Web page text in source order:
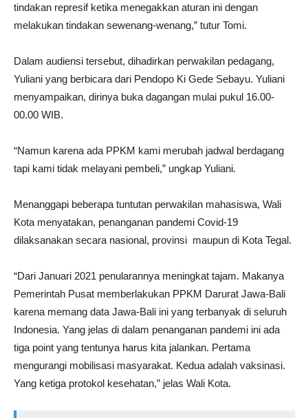
tindakan represif ketika menegakkan aturan ini dengan
melakukan tindakan sewenang-wenang,” tutur Tomi.
Dalam audiensi tersebut, dihadirkan perwakilan pedagang,
Yuliani yang berbicara dari Pendopo Ki Gede Sebayu. Yuliani
menyampaikan, dirinya buka dagangan mulai pukul 16.00-
00.00 WIB.
“Namun karena ada PPKM kami merubah jadwal berdagang
tapi kami tidak melayani pembeli,” ungkap Yuliani.
Menanggapi beberapa tuntutan perwakilan mahasiswa, Wali
Kota menyatakan, penanganan pandemi Covid-19
dilaksanakan secara nasional, provinsi maupun di Kota Tegal.
“Dari Januari 2021 penularannya meningkat tajam. Makanya
Pemerintah Pusat memberlakukan PPKM Darurat Jawa-Bali
karena memang data Jawa-Bali ini yang terbanyak di seluruh
Indonesia. Yang jelas di dalam penanganan pandemi ini ada
tiga point yang tentunya harus kita jalankan. Pertama
mengurangi mobilisasi masyarakat. Kedua adalah vaksinasi.
Yang ketiga protokol kesehatan,” jelas Wali Kota.